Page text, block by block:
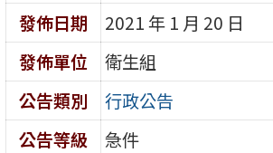
發佈日期
2021 年 1 月 20 日
發佈單位
衛生組
公告類別
行政公告
公告等級
急件